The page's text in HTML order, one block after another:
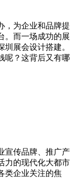
，为企业和品牌提
。而一场成功的展
展会设计搭建。
呢？这背后又有哪
宣传品牌、推广产
力的现代化大都市
类企业关注的焦